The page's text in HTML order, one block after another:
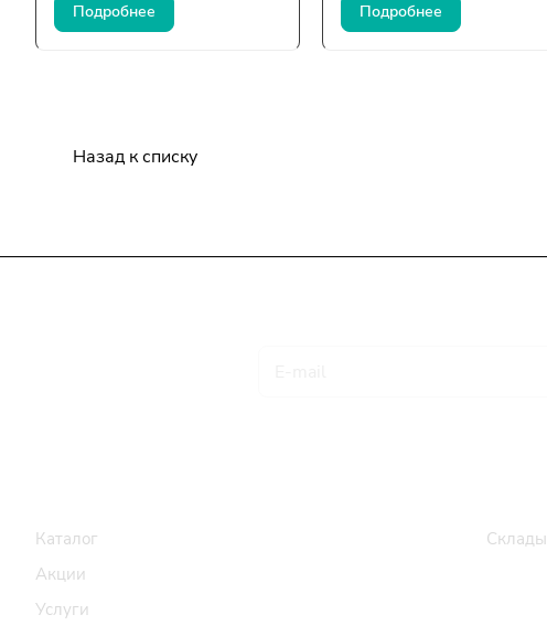
Подробнее Подробнее
Назад к списку
Каталог
Акции
Услуги
Склады